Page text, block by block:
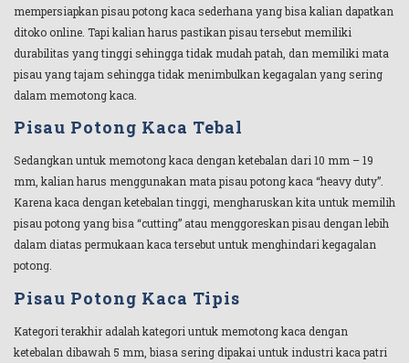
mempersiapkan pisau potong kaca sederhana yang bisa kalian dapatkan
ditoko online. Tapi kalian harus pastikan pisau tersebut memiliki
durabilitas yang tinggi sehingga tidak mudah patah, dan memiliki mata
pisau yang tajam sehingga tidak menimbulkan kegagalan yang sering
dalam memotong kaca.
Pisau Potong Kaca Tebal
Sedangkan untuk memotong kaca dengan ketebalan dari 10 mm – 19
mm, kalian harus menggunakan mata pisau potong kaca “heavy duty”.
Karena kaca dengan ketebalan tinggi, mengharuskan kita untuk memilih
pisau potong yang bisa “cutting” atau menggoreskan pisau dengan lebih
dalam diatas permukaan kaca tersebut untuk menghindari kegagalan
potong.
Pisau Potong Kaca Tipis
Kategori terakhir adalah kategori untuk memotong kaca dengan
ketebalan dibawah 5 mm, biasa sering dipakai untuk industri kaca patri